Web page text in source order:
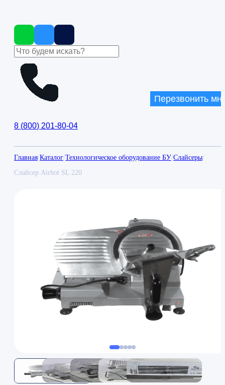
8 (800) 201-80-04
Перезвонить
Главная/Каталог/Технологическое оборудование БУ/Слайсеры/
Слайсер Airhot SL 220